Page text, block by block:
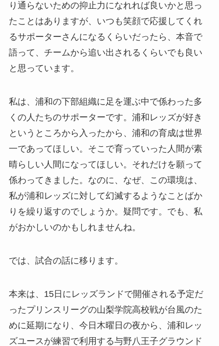
り通らないための抑止力になれれば良いかと思っ
たことはありますが、いつも笑顔で応援してくれ
るサポーターさんになるくらいだったら、本音で
語って、チームから追い出されるくらいでも良い
と思っています。
私は、浦和の下部組織に足を運ぶ中で係わった多
くの人たちのサポーターです。浦和レッズが好き
というところから入ったから、浦和の育成は世界
一であってほしい。そこで育っていった人間が素
晴らしい人間になってほしい。それだけを願って
係わってきました。なのに、なぜ、この環境は、
私が浦和レッズに対して幻滅するようなことばか
りを繰り返すのでしょうか。疑問です。でも、私
がおかしいのかもしれませんね。
では、試合の話に移ります。
本来は、15日にレッズランドで開催される予定だ
ったプリンスリーグの山梨学院高校戦が台風のた
めに延期になり、今日木曜日の夜から、浦和レッ
ズユースが練習で利用する与野八王子グラウンド